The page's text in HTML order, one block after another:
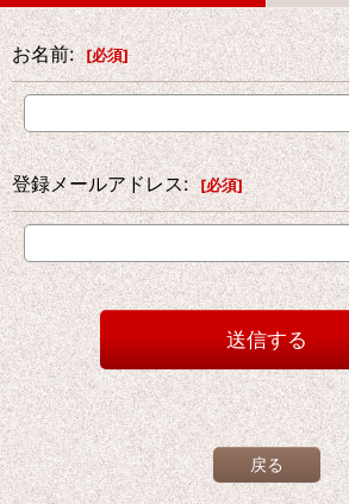
お名前: [必須]
登録メールアドレス: [必須]
送信する
戻る